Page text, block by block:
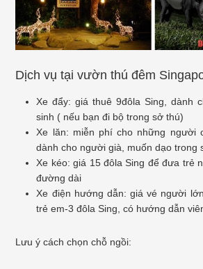
Dịch vụ tại vườn thú đêm
Xe đẩy: giá thuê 9đôla Sing, dành
sinh ( nếu bạn đi bộ trong sở thú)
Xe lăn: miễn phí cho những người
dành cho người già, muốn dạo trong
Xe kéo: giá 15 đôla Sing để đưa trẻ
đường dài
Xe điện hướng dẫn: giá vé người
trẻ em-3 đôla Sing, có hướng dẫn
Lưu ý cách chọn chỗ ngồi: